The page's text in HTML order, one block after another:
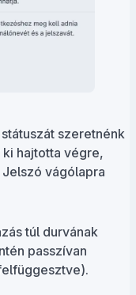
szeretnénk
hajtotta végre,
vágólapra
túl durvának
passzívan